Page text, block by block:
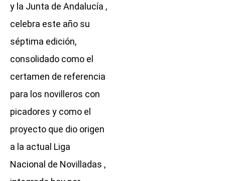
y la Junta de Andalucía ,
celebra este año su
séptima edición,
consolidado como el
certamen de referencia
para los novilleros con
picadores y como el
proyecto que dio origen
a la actual Liga
Nacional de Novilladas ,